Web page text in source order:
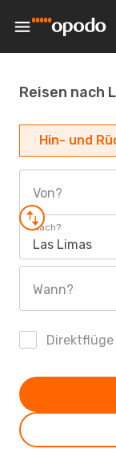
Reisen nach
Hin- und
Von?
Nach?
Las Limas
Wann?
Direktflüge